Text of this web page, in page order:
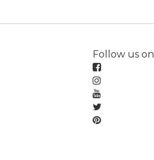
Follow us on